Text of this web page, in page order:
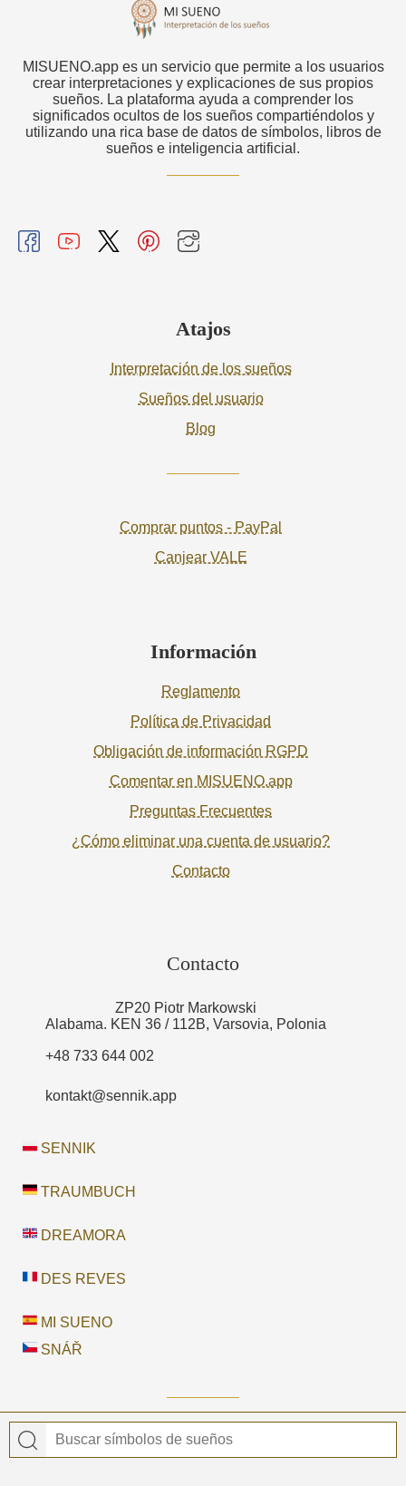
MISUENO.app es un servicio que permite a los usuarios
crear interpretaciones y explicaciones de sus propios
sueños. La plataforma ayuda a comprender los
significados ocultos de los sueños compartiéndolos y
utilizando una rica base de datos de símbolos, libros de
sueños e inteligencia artificial.
Atajos
Interpretación de los sueños
Sueños del usuario
Blog
Comprar puntos - PayPal
Canjear VALE
Información
Reglamento
Política de Privacidad
Obligación de información RGPD
Comentar en MISUENO.app
Preguntas Frecuentes
¿Cómo eliminar una cuenta de usuario?
Contacto
Contacto
ZP20 Piotr Markowski
Alabama. KEN 36 / 112B, Varsovia, Polonia
+48 733 644 002
kontakt@sennik.app
SENNIK
TRAUMBUCH
DREAMORA
DES REVES
MI SUENO
SNÁŘ
© 2026 MI SUENO